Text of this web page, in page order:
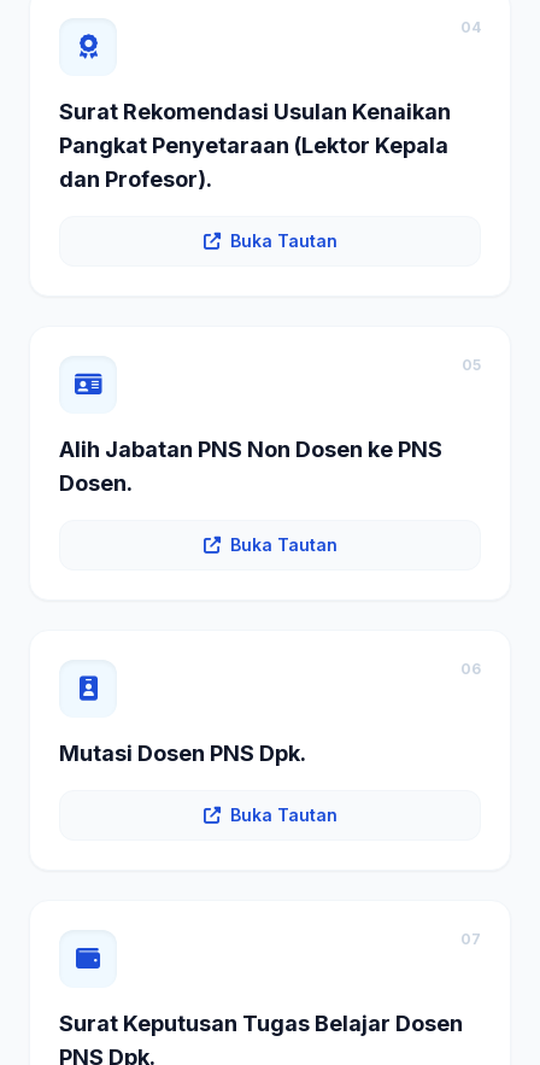
04
Surat Rekomendasi Usulan Kenaikan
Pangkat Penyetaraan (Lektor Kepala
dan Profesor).
Buka Tautan
05
Alih Jabatan PNS Non Dosen ke PNS
Dosen.
Buka Tautan
06
Mutasi Dosen PNS Dpk.
Buka Tautan
07
Surat Keputusan Tugas Belajar Dosen
PNS Dpk.